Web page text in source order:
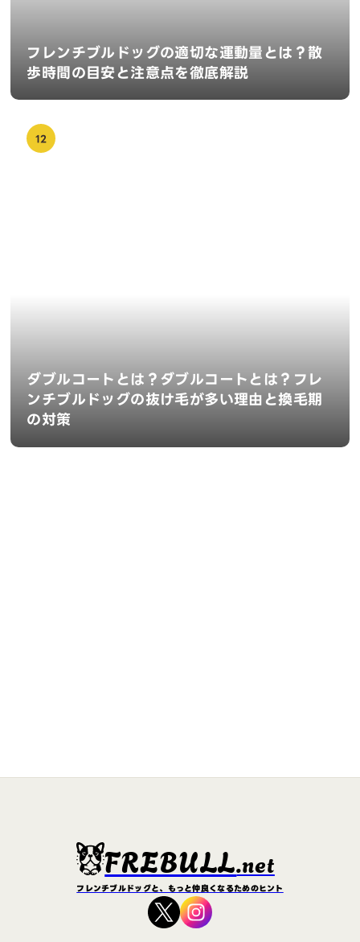
フレンチブルドッグの適切な運動量とは？散
歩時間の目安と注意点を徹底解説
12
ダブルコートとは？ダブルコートとは？フレ
ンチブルドッグの抜け毛が多い理由と換毛期
の対策
FREBULL.net
フレンチブルドッグと、もっと仲良くなるためのヒント